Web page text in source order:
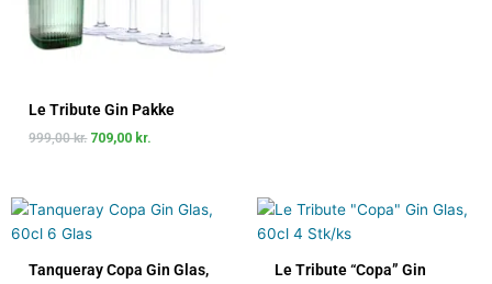
Le Tribute Gin Pakke
999,00kr. 709,00 kr.
Tanqueray Copa Gin Glas,
Le Tribute “Copa” Gin